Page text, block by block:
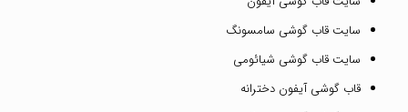
سایت قاب گوشی سامسونگ
سایت قاب گوشی شیائومی
قاب گوشی آیفون دخترانه